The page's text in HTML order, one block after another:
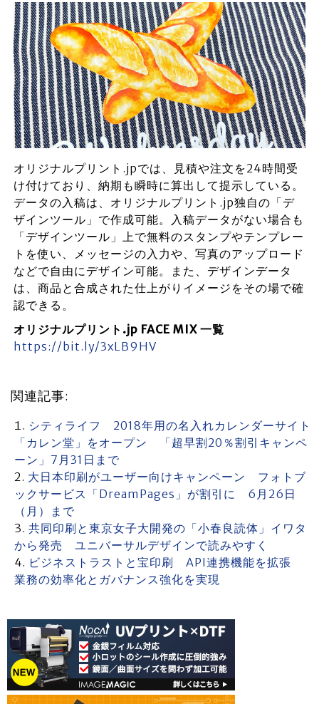
オリジナルプリント.jpでは、見積や注文を24時間受
け付けており、納期も瞬時に算出して提示している。
データの入稿は、オリジナルプリント.jp独自の「デ
ザインツール」で作成可能。入稿データがない場合も
「デザインツール」上で無料のスタンプやテンプレー
トを使い、メッセージの入力や、写真のアップロード
などで自由にデザイン可能。また、デザインデータ
は、商品と合成された仕上がりイメージをその場で確
認できる。
オリジナルプリント.jp FACE MIX 一覧
https://bit.ly/3xLB9HV
関連記事:
シティライフ 2018年用の名入れカレンダーサイト
「カレン堂」をオープン 「超早割20％割引キャンペ
ーン」7月31日まで
大日本印刷がユーザー向けキャンペーン フォトブ
ックサービス「DreamPages」が割引に 6月26日
（月）まで
共同印刷と東京女子大開発の「小春良読体」イワタ
から発売 ユニバーサルデザインで読みやすく
ビジネストラストと宝印刷 API連携機能を拡張
業務の効率化とガバナンス強化を実現